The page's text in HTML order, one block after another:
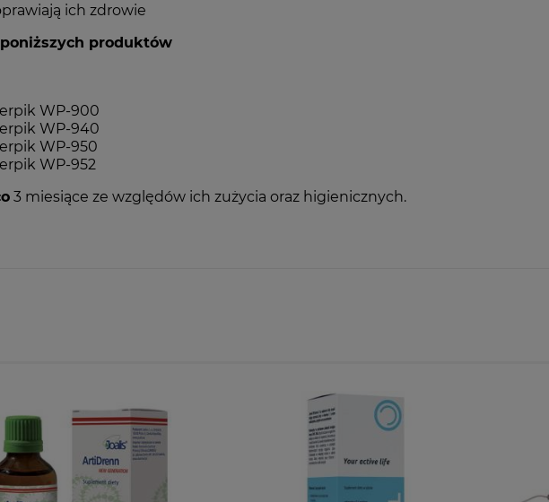
ich zdrowie
produktów
WP-900
WP-940
WP-950
WP-952
3 miesiące ze względów ich zużycia oraz higienicznych.